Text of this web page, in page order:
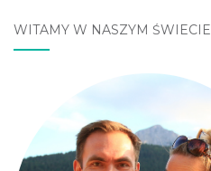
WITAMY W NASZYM ŚWIECIE